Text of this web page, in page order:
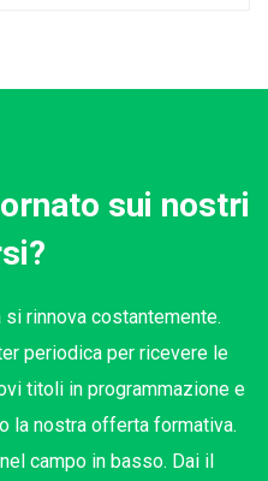
sui nostri
rinnova costantemente.
periodica per ricevere le
titoli in programmazione e
la nostra offerta formativa.
campo in basso. Dai il